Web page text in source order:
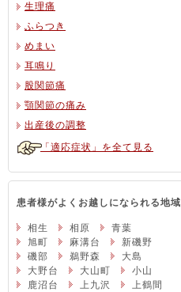
生理痛
ふらつき
めまい
耳鳴り
股関節痛
顎関節の痛み
出産後の調整
「適応症状」を全て見る
患者様がよくお越しになられる地域
相生 相原
青葉
旭町
麻溝台
新磯野
磯部
鵜野森
大島
大野台
大山町
小山
鹿沼台
上九沢
上鶴間